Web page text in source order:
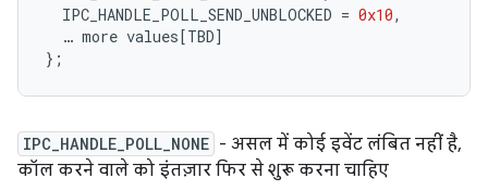
IPC_HANDLE_POLL_SEND_UNBLOCKED = 0x10,
… more values[TBD]
};
IPC_HANDLE_POLL_NONE - असल में कोई इवेंट लंबित नहीं है,
कॉल करने वाले को इंतज़ार फिर से शुरू करना चाहिए